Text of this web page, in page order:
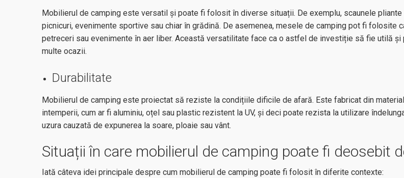
Mobilierul de camping este versatil și poate fi folosit în diverse situații. De exemplu, scaunele
picnicuri, evenimente sportive sau chiar în grădină. De asemenea, mesele de camping pot fi folosite
petreceri sau evenimente în aer liber. Această versatilitate face ca o astfel de investiție să fie utilă și
multe ocazii.
Durabilitate
Mobilierul de camping este proiectat să reziste la condițiile dificile de afară. Este fabricat din
intemperii, cum ar fi aluminiu, oțel sau plastic rezistent la UV, și deci poate rezista la utilizare
uzura cauzată de expunerea la soare, ploaie sau vânt.
Situații în care mobilierul de camping poate fi deosebit
Iată câteva idei principale despre cum mobilierul de camping poate fi folosit în diferite contexte: